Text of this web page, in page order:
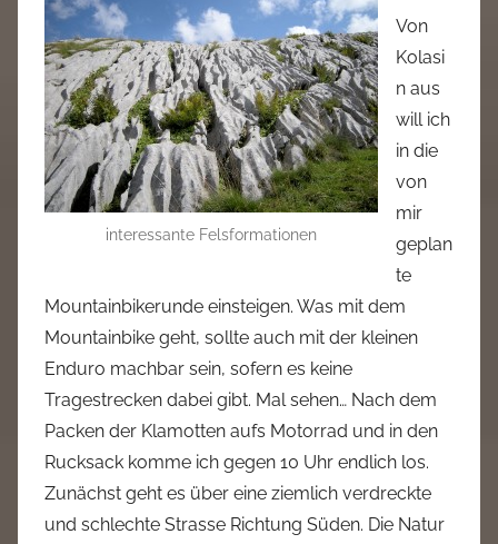
interessante Felsformationen
Von
Kolasi
n aus
will ich
in die
von
mir
geplan
te
Mountainbikerunde einsteigen. Was mit dem
Mountainbike geht, sollte auch mit der kleinen
Enduro machbar sein, sofern es keine
Tragestrecken dabei gibt. Mal sehen… Nach dem
Packen der Klamotten aufs Motorrad und in den
Rucksack komme ich gegen 10 Uhr endlich los.
Zunächst geht es über eine ziemlich verdreckte
und schlechte Strasse Richtung Süden. Die Natur